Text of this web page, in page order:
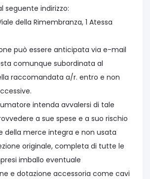
seguente indirizzo:
Viale della Rimembranza, 1 Atessa
può essere anticipata via e-mail
comunque subordinata al
raccomandata a/r. entro e non
intenda avvalersi di tale
a sue spese e a suo rischio
della merce integra e non usata
originale, completa di tutte le
imballo eventuale
e dotazione accessoria come cavi